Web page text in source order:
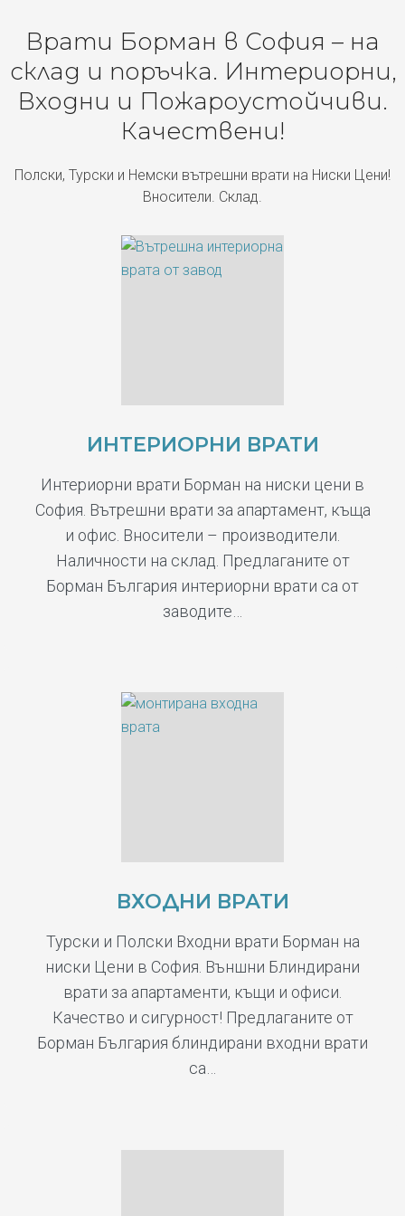
Врати Борман в София – на
склад и поръчка. Интериорни,
Входни и Пожароустойчиви.
Качествени!
Полски, Турски и Немски вътрешни врати на Ниски Цени!
Вносители. Склад.
ИНТЕРИОРНИ ВРАТИ
Интериорни врати Борман на ниски цени в
София. Вътрешни врати за апартамент, къща
и офис. Вносители – производители.
Наличности на склад. Предлаганите от
Борман България интериорни врати са от
заводите…
ВХОДНИ ВРАТИ
Турски и Полски Входни врати Борман на
ниски Цени в София. Външни Блиндирани
врати за апартаменти, къщи и офиси.
Качество и сигурност! Предлаганите от
Борман България блиндирани входни врати
са…